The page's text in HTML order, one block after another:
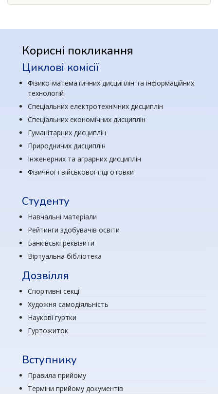
Корисні покликання
Циклові комісії
Фізико-математичних дисциплін та інформаційних
технологій
Спеціальних електротехнічних дисциплін
Спеціальних економічних дисциплін
Гуманітарних дисциплін
Природничих дисциплін
Інженерних та аграрних дисциплін
Фізичної і військової підготовки
Студенту
Навчальні матеріали
Рейтинги здобувачів освіти
Банківські реквізити
Віртуальна бібліотека
Дозвілля
Спортивні секції
Художня самодіяльність
Наукові гуртки
Гуртожиток
Вступнику
Правила прийому
Терміни прийому документів